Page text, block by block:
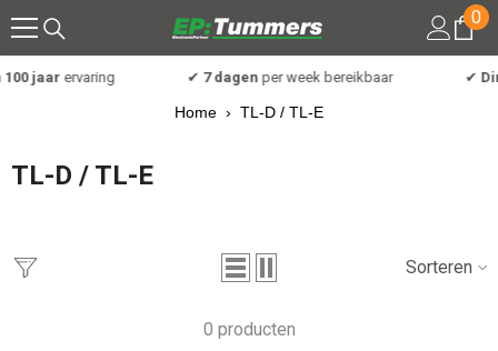
Meteen naar de content 00
jaarervaring ✔7 dagenper week bereikbaar ✔
Home › TL-D / TL-E
TL-D / TL-E
Sorteren
0 producten